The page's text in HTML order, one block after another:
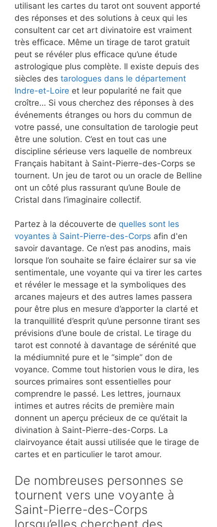
utilisant les cartes du tarot ont souvent apporté
des réponses et des solutions à ceux qui les
consultent car cet art divinatoire est vraiment
très efficace. Même un tirage de tarot gratuit
peut se révéler plus efficace qu’une étude
astrologique plus complète. Il existe depuis des
siècles des tarologues dans le département
Indre-et-Loire et leur popularité ne fait que
croître… Si vous cherchez des réponses à des
événements étranges ou hors du commun de
votre passé, une consultation de tarologie peut
être une solution. C’est en tout cas une
discipline sérieuse vers laquelle de nombreux
Français habitant à Saint-Pierre-des-Corps se
tournent. Un jeu de tarot ou un oracle de Belline
ont un côté plus rassurant qu’une Boule de
Cristal dans l’imaginaire collectif.
Partez à la découverte de quelles sont les
voyantes à Saint-Pierre-des-Corps afin d'en
savoir davantage. Ce n’est pas anodins, mais
lorsque l’on souhaite se faire éclairer sur sa vie
sentimentale, une voyante qui va tirer les cartes
et révéler le message et la symboliques des
arcanes majeurs et des autres lames passera
pour être plus en mesure d’apporter la clarté et
la tranquillité d’esprit qu’une personne tirant ses
prévisions d’une boule de cristal. Le tirage du
tarot est connoté à davantage de sérénité que
la médiumnité pure et le “simple” don de
voyance. Comme tout historien vous le dira, les
sources primaires sont essentielles pour
comprendre le passé. Les lettres, journaux
intimes et autres récits de première main
donnent un aperçu précieux de ce qu’était la
divination à Saint-Pierre-des-Corps. La
clairvoyance était aussi utilisée que le tirage de
cartes et en particulier le tarot amour.
De nombreuses personnes se
tournent vers une voyante à
Saint-Pierre-des-Corps
lorsqu’elles cherchent des